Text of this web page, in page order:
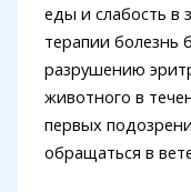
еды и слабость в
терапии болезнь
разрушению
животного в
первых
обращаться в